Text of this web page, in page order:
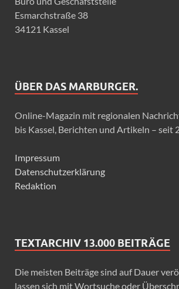
Esmarchstraße 38
34121 Kassel
ÜBER DAS MARBURGER.
Online-Magazin mit regionalen
bis Kassel, Berichten und Artikeln – seit
Impressum
Datenschutzerklärung
Redaktion
TEXTARCHIV 13.000 BEITRÄGE
Die meisten Beiträge sind auf Dauer
lassen sich mit Wortsuche oder